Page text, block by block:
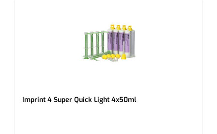
Imprint 4 Super Quick Light 4x50ml